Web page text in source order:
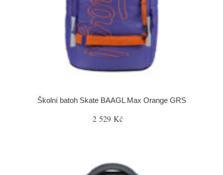
Školní batoh Skate BAAGL Max Orange GRS
2 529 Kč